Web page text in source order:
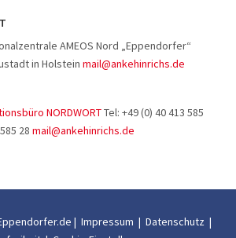
AMEOS Nord „Eppendorfer“
in Holstein mail@ankehinrichs.de
NORDWORTTel: +49 (0) 40 413 585
28 mail@ankehinrichs.de
| Impressum | Datenschutz |